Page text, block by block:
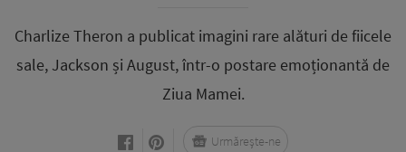
Charlize Theron a publicat imagini rare alături de fiicele
sale, Jackson și August, într-o postare emoționantă de
Ziua Mamei.
Urmărește-ne